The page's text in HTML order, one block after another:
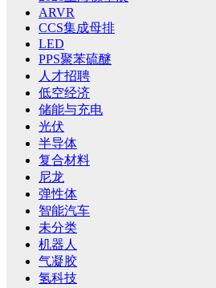
ARVR
CCS集成母排
LED
PPS聚苯硫醚
人才招聘
低空经济
储能与充电
光伏
半导体
复合材料
尼龙
弹性体
智能汽车
未分类
机器人
气凝胶
氢科技